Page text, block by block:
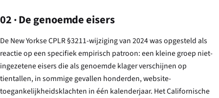
02 · De genoemde eisers
De New Yorkse CPLR §3211-wijziging van 2024 was opgesteld als
reactie op een specifiek empirisch patroon: een kleine groep niet-
ingezetene eisers die als genoemde klager verschijnen op
tientallen, in sommige gevallen honderden, website-
toegankelijkheidsklachten in één kalenderjaar. Het Californische